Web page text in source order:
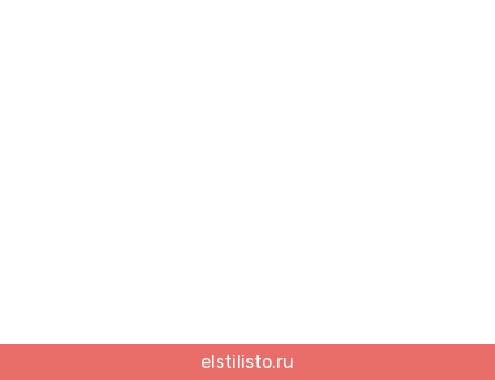
elstilisto.ru